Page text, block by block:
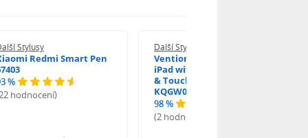
Stylusy
Redmi Smart Pen
%
hodnocení)
Další Stylusy
Vention Stylus Pen for
iPad with Palm Rejection
& Touch Switch White
KQGW0
98 %
(2 hodnocení)